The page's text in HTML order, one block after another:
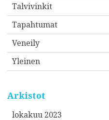
Talvivinkit
Tapahtumat
Veneily
Yleinen
Arkistot
lokakuu 2023